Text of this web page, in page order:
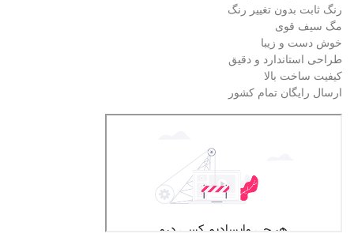
رنگ ثابت بدون تغییر رنگ
مگ سیف قوی
خوش دست و زیبا
طراحی استاندارد و دقیق
کیفیت ساخت بالا
ارسال رایگان تمام کشور